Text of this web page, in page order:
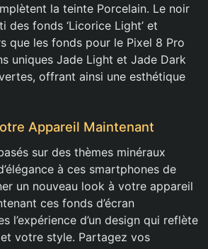
la teinte Porcelain. Le noir
des fonds ‘Licorice Light’ et
que les fonds pour le Pixel 8 Pro
uniques Jade Light et Jade Dark
offrant ainsi une esthétique
Appareil Maintenant
sur des thèmes minéraux
à ces smartphones de
un nouveau look à votre appareil
ces fonds d’écran
l’expérience d’un design qui reflète
votre style. Partagez vos